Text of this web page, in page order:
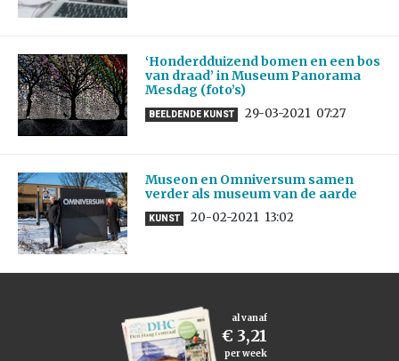
‘Honderdduizend bomen en een bos
van draad’ in Museum Panorama
Mesdag (foto’s)
BEELDENDE KUNST 29-03-2021 07:27
Museon en Omniversum samen
verder als museum van de aarde
KUNST 20-02-2021 13:02
al vanaf
€ 3,21
per week